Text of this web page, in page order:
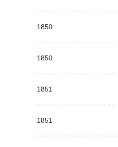
1850
1850
1851
1851